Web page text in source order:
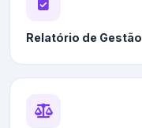
Relatório de Gestão